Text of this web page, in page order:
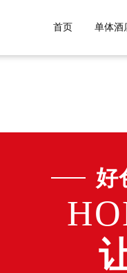
,好色
首页 单体酒
好